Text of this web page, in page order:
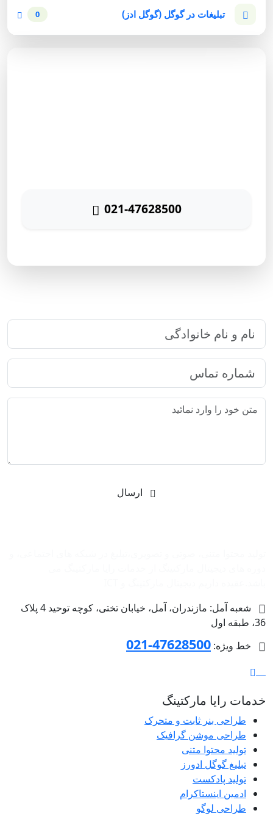
تبلیغات در گوگل (گوگل ادز) 0
021-47628500
شعبه آمل: مازندران، آمل، خیابان تختی، کوچه توحید 4 پلاک
36، طبقه اول
خط ویژه: 47628500-021
خدمات رایا مارکتینگ
طراحی بنر ثابت و متحرک
طراحی موشن گرافیک
تولید محتوا متنی
تبلیغ گوگل ادورز
تولید پادکست
ادمین اینستاکرام
طراحی لوگو